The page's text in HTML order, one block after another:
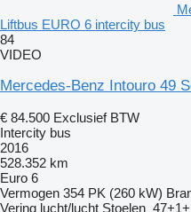
Liftbus EURO 6 intercity bus
84
VIDEO
Mercedes-Benz Intouro 49
€ 84.500 Exclusief BTW
Intercity bus
2016
528.352 km
Euro 6
Vermogen 354 PK (260 kW)
Vering lucht/lucht Stoelen